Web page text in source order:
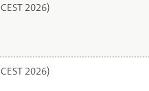
2026)
2026)